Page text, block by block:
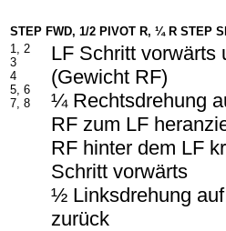
STEP FWD, 1/2 PIVOT R, ¼ R STEP
1, 2
3
4
5, 6
7, 8
LF Schritt vorwärts
(Gewicht RF)
¼ Rechtsdrehung
RF zum LF
RF hinter dem LF
Schritt vorwärts
½ Linksdrehung
zurück